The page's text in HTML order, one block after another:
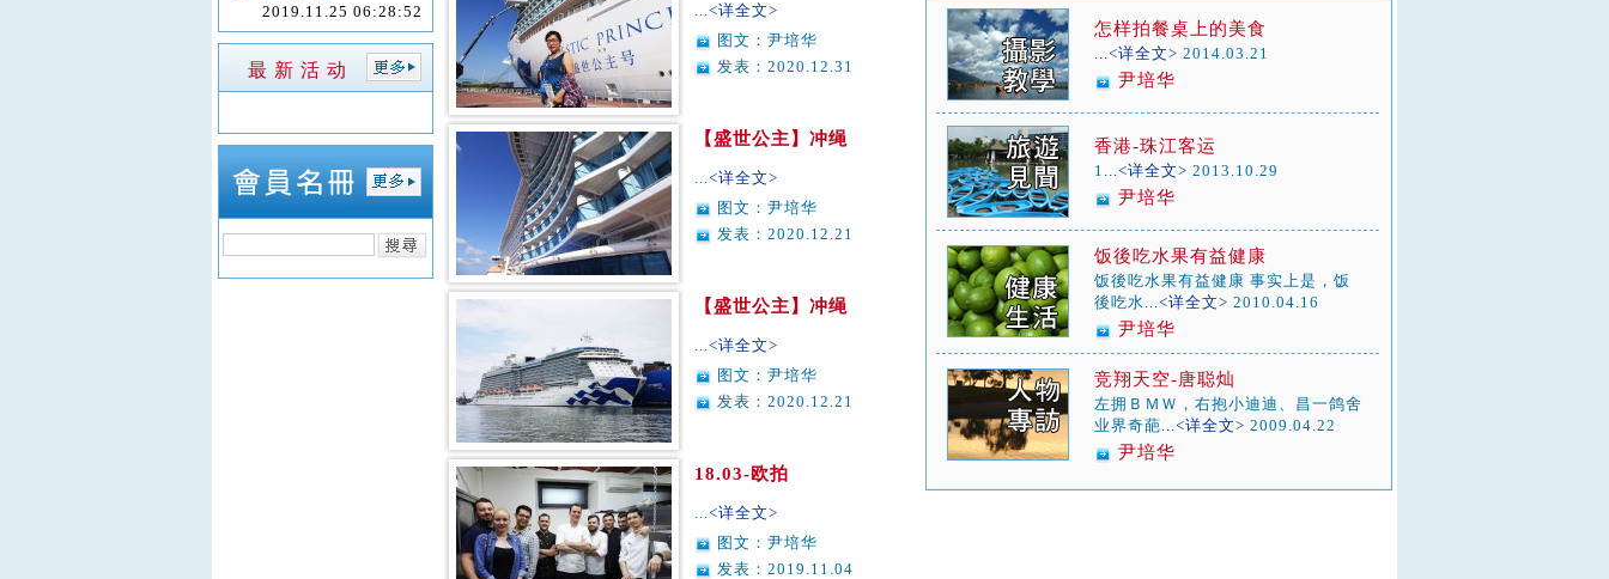
2019.11.25 06:28:52
最 新 活 动
...<详全文>
图文：尹培华
发表：2020.12.31
【盛世公主】冲绳
...<详全文>
图文：尹培华
发表：2020.12.21
【盛世公主】冲绳
...<详全文>
图文：尹培华
发表：2020.12.21
18.03-欧拍
...<详全文>
图文：尹培华
发表：2019.11.04
怎样拍餐桌上的美食
...<详全文> 2014.03.21
尹培华
香港-珠江客运
1 ...<详全文> 2013.10.29
尹培华
饭後吃水果有益健康
饭後吃水果有益健康 事实上是，饭
後吃水...<详全文> 2010.04.16
尹培华
竞翔天空-唐聪灿
左拥ＢＭＷ，右抱小迪迪、昌一鸽舍
业界奇葩...<详全文> 2009.04.22
尹培华